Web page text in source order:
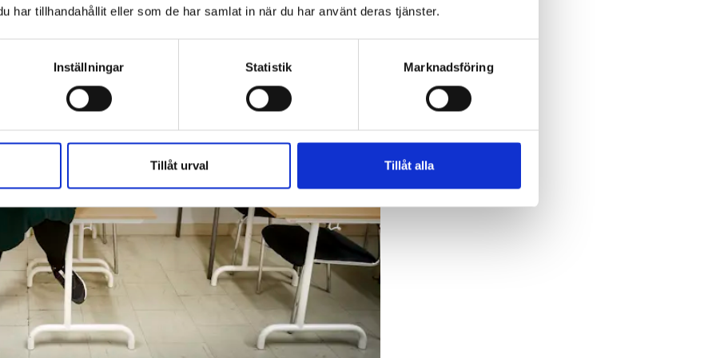
har tillhandahållit eller som de har samlat in när du har använt deras tjänster.
Inställningar Statistik Marknadsföring
Tillåt urval Tillåt alla